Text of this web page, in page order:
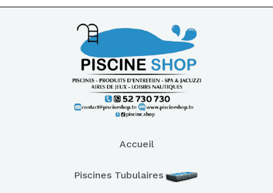
Accueil
Piscines Tubulaires